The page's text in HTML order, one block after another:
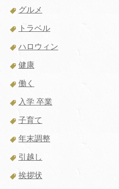
グルメ
トラベル
ハロウィン
健康
働く
入学 卒業
子育て
年末調整
引越し
挨拶状